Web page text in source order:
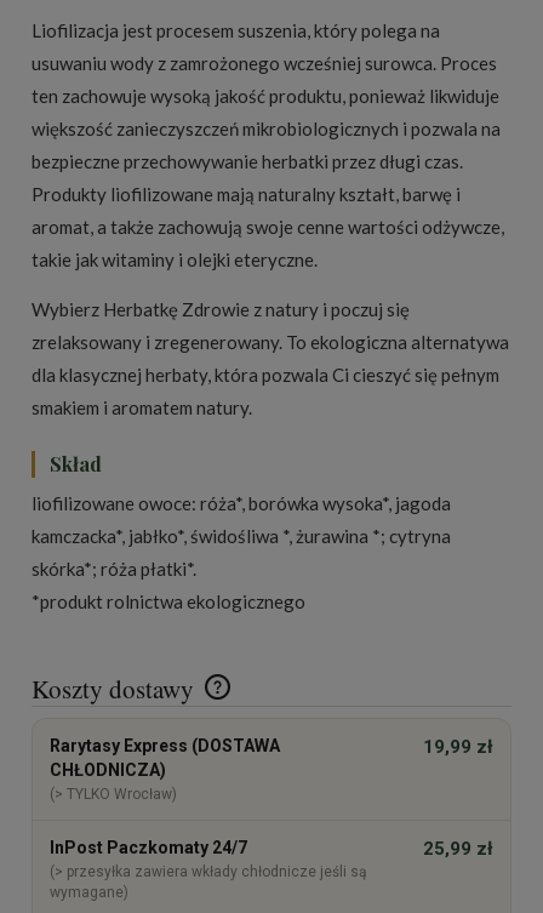
Liofilizacja jest procesem suszenia, który polega na
usuwaniu wody z zamrożonego wcześniej surowca. Proces
ten zachowuje wysoką jakość produktu, ponieważ likwiduje
większość zanieczyszczeń mikrobiologicznych i pozwala na
bezpieczne przechowywanie herbatki przez długi czas.
Produkty liofilizowane mają naturalny kształt, barwę i
aromat, a także zachowują swoje cenne wartości odżywcze,
takie jak witaminy i olejki eteryczne.
Wybierz Herbatkę Zdrowie z natury i poczuj się
zrelaksowany i zregenerowany. To ekologiczna alternatywa
dla klasycznej herbaty, która pozwala Ci cieszyć się pełnym
smakiem i aromatem natury.
Skład
liofilizowane owoce: róża*, borówka wysoka*, jagoda
kamczacka*, jabłko*, świdośliwa *, żurawina *; cytryna
skórka*; róża płatki*.
*produkt rolnictwa ekologicznego
Koszty dostawy
Cena nie zawiera ewentualnych kosztów płatności
Rarytasy Express (DOSTAWA
CHŁODNICZA)
(> TYLKO Wrocław)
19,99 zł
InPost Paczkomaty 24/7
(> przesyłka zawiera wkłady chłodnicze jeśli są
wymagane)
25,99 zł